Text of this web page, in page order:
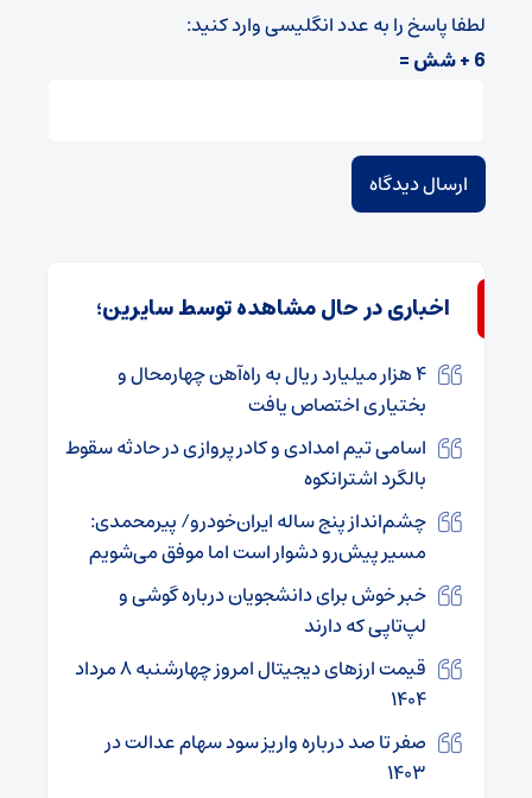
لطفا پاسخ را به عدد انگلیسی وارد کنید:
6 + شش =
اخباری در حال مشاهده توسط سایرین؛
۴ هزار میلیارد ریال به راه‌آهن چهارمحال و
بختیاری اختصاص یافت
اسامی تیم امدادى و کادر پروازى در حادثه سقوط
بالگرد اشترانکوه
چشم‌انداز پنج ساله ایران‌خودرو/ پیرمحمدی:
مسیر پیش‌رو دشوار است اما موفق می‌شویم
خبر خوش برای دانشجویان درباره گوشی و
لپ‌تاپی که دارند
قیمت ارز‌های دیجیتال امروز چهارشنبه ۸ مرداد
۱۴۰۴
صفر تا صد درباره واریز سود سهام عدالت در
۱۴۰۳